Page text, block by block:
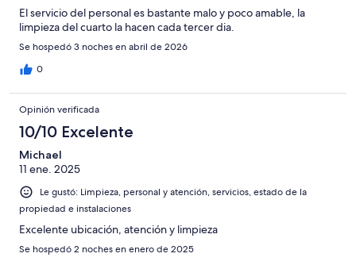
El servicio del personal es bastante malo y poco amable, la
limpieza del cuarto la hacen cada tercer dia.
Se hospedó 3 noches en abril de 2026
0
Opinión verificada
10/10 Excelente
Michael
11 ene. 2025
Le gustó: Limpieza, personal y atención, servicios, estado de la
propiedad e instalaciones
Excelente ubicación, atención y limpieza
Se hospedó 2 noches en enero de 2025